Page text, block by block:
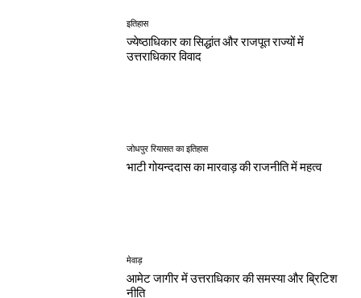
इतिहास
ज्येष्ठाधिकार का सिद्धांत और राजपूत राज्यों में
उत्तराधिकार विवाद
जोधपुर रियासत का इतिहास
भाटी गोयन्ददास का मारवाड़ की राजनीति में महत्व
मेवाड़
आमेट जागीर में उत्तराधिकार की समस्या और ब्रिटिश
नीति